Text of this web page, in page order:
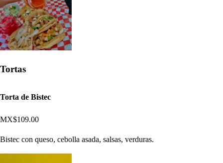
Tortas
Torta de Bistec
MX$109.00
Bistec con queso, cebolla asada, salsas, verduras.